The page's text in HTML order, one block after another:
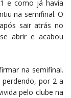
e como já havia
na semifinal. O
sair atrás no
abrir e acabou
na semifinal.
por 2 a
pelo clube na